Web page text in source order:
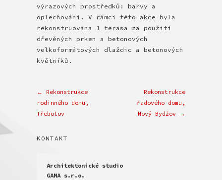
výrazových prostředků: barvy a
oplechování. V rámci této akce byla
rekonstruována 1 terasa za použití
dřevěných prken a betonových
velkoformátových dlaždic a betonových
květníků.
← Rekonstrukce
rodinného domu,
Třebotov
Rekonstrukce
řadového domu,
Nový Bydžov →
KONTAKT
Architektonické studio
GAMA s.r.o.